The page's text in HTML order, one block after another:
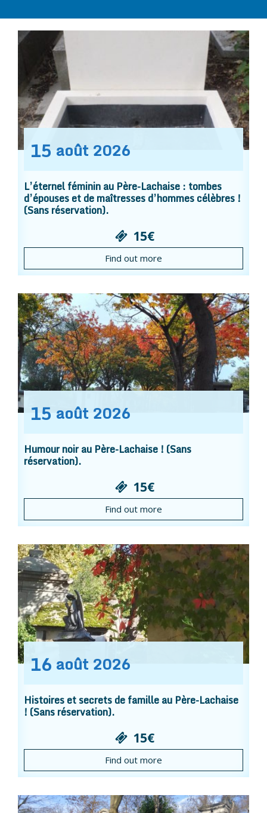
15 août 2026
L’éternel féminin au Père-Lachaise : tombes
d’épouses et de maîtresses d’hommes célèbres !
(Sans réservation).
15€
Find out more
15 août 2026
Humour noir au Père-Lachaise ! (Sans
réservation).
15€
Find out more
16 août 2026
Histoires et secrets de famille au Père-Lachaise
! (Sans réservation).
15€
Find out more